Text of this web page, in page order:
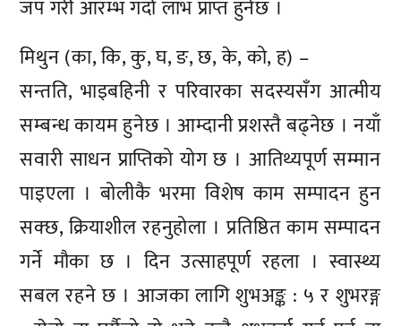
जप गरी आरम्भ गर्दा लाभ प्राप्त हुनेछ ।
मिथुन (का, कि, कु, घ, ङ, छ, के, को, ह) –
सन्तति, भाइबहिनी र परिवारका सदस्यसँग आत्मीय
सम्बन्ध कायम हुनेछ । आम्दानी प्रशस्तै बढ्नेछ । नयाँ
सवारी साधन प्राप्तिको योग छ । आतिथ्यपूर्ण सम्मान
पाइएला । बोलीकै भरमा विशेष काम सम्पादन हुन
सक्छ, क्रियाशील रहनुहोला । प्रतिष्ठित काम सम्पादन
गर्ने मौका छ । दिन उत्साहपूर्ण रहला । स्वास्थ्य
सबल रहने छ । आजका लागि शुभअङ्क : ५ र शुभरङ्ग